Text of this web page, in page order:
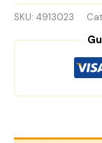
SKU: 4913023